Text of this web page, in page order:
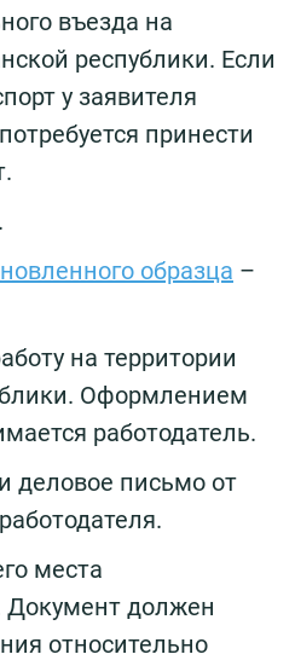
въезда на
республики. Если
у заявителя
принести
образца –
на территории
Оформлением
работодатель.
деловое письмо от
места
Документ должен
относительно